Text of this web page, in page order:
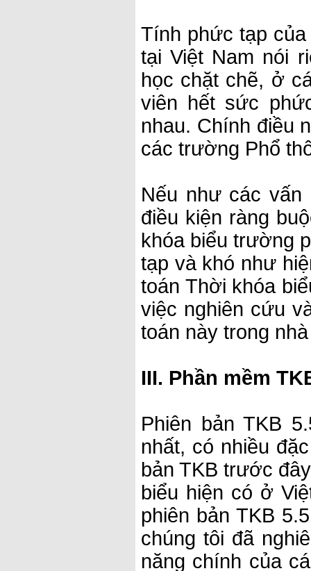
Tính phức tạp
tại Việt Nam nói
học chặt chẽ, ở
viên hết sức
nhau. Chính điều
các trường Phổ
Nếu như các
điều kiện ràng
khóa biểu trường
tạp và khó như
toán Thời khóa
việc nghiên cứu
toán này trong
III. Phần mềm
Phiên bản TKB
nhất, có nhiều
bản TKB trước
biểu hiện có ở
phiên bản TKB
chúng tôi đã
năng chính của